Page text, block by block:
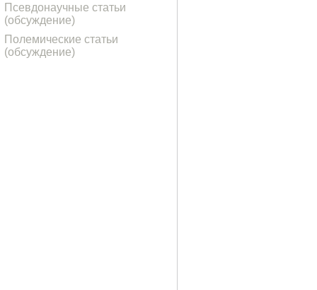
Псевдонаучные статьи
(обсуждение)
Полемические статьи
(обсуждение)